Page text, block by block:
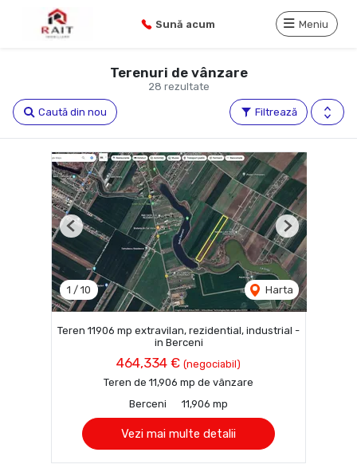
Sună acum Meniu
28 rezultate
Terenuri de vânzare
Filtrează
Caută din nou
1 / 10 Harta
Previous Next
Teren 11906 mp extravilan, rezidential, industrial -
in Berceni
464,334 € (negociabil)
Teren de 11,906 mp de vânzare
Berceni
11,906 mp
Vezi mai multe detalii